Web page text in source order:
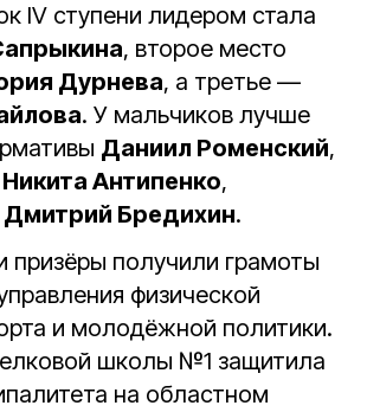
IV ступени лидером стала
, второе место
Дурнева, а третье —
. У мальчиков лучше
Даниил Роменский,
Никита Антипенко,
Дмитрий Бредихин.
призёры получили грамоты
физической
и молодёжной политики.
школы №1 защитила
на областном